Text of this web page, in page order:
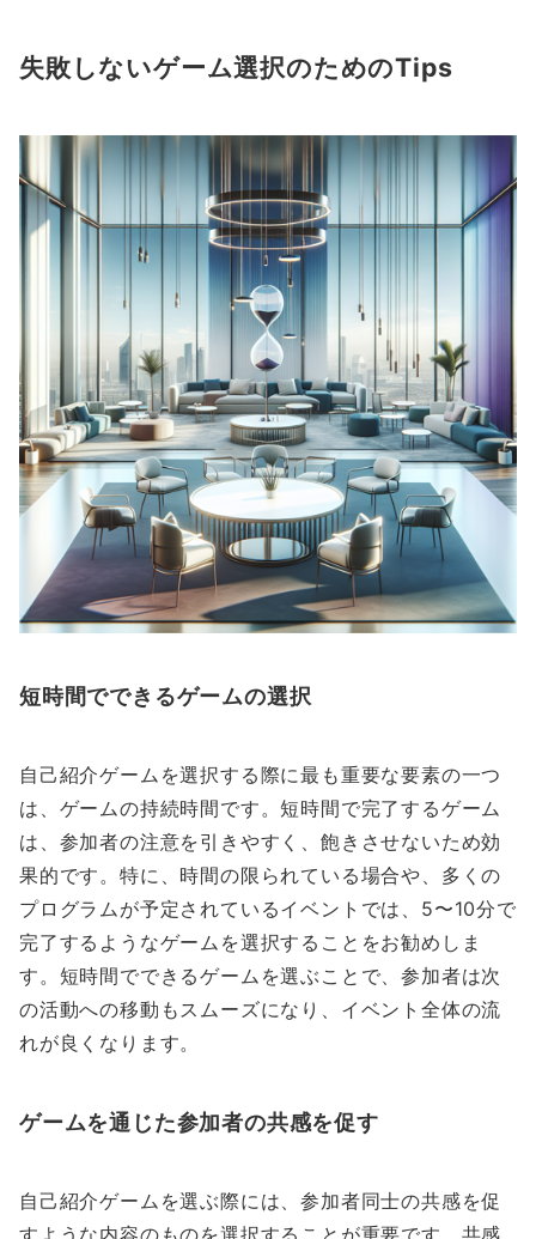
失敗しないゲーム選択のためのTips
短時間でできるゲームの選択
自己紹介ゲームを選択する際に最も重要な要素の一つ
は、ゲームの持続時間です。短時間で完了するゲーム
は、参加者の注意を引きやすく、飽きさせないため効
果的です。特に、時間の限られている場合や、多くの
プログラムが予定されているイベントでは、5〜10分で
完了するようなゲームを選択することをお勧めしま
す。短時間でできるゲームを選ぶことで、参加者は次
の活動への移動もスムーズになり、イベント全体の流
れが良くなります。
ゲームを通じた参加者の共感を促す
自己紹介ゲームを選ぶ際には、参加者同士の共感を促
すような内容のものを選択することが重要です。共感